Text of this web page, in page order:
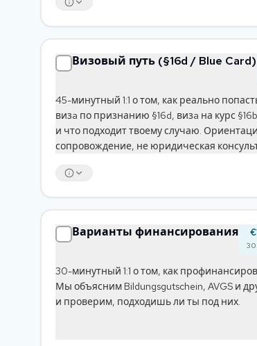
Визовый путь (§16d / Blue Card)
45-минутный 1:1 о том, как реально
визa по признанию §16d, визa на курс
и что подходит твоему случаю.
сопровождение, не юридическая
Варианты финансирования
30
30-минутный 1:1 о том, как
Мы объясним Bildungsgutschein, AVGS и
и проверим, подходишь ли ты под них.